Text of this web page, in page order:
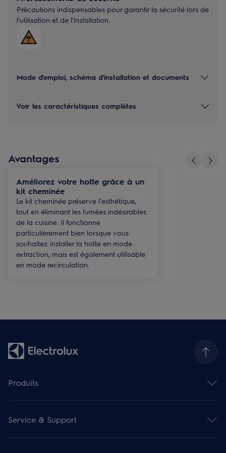
Précautions indispensables pour garantir la sécurité lors de
l'utilisation et de l'installation.
Mode d'emploi, schéma d'installation et documents
Voir les caractéristiques complètes
Avantages
Améliorez votre hotte grâce à un
kit cheminée
Le kit cheminée préserve l'esthétique,
tout en éliminant les fumées indésirables
de la cuisine. Il fonctionne
particulièrement bien lorsque vous
souhaitez installer la hotte en mode
extraction, mais est également utilisable
en mode recirculation.
Produits
Taques de cuisson
Hottes de cuisine
Gamme compact encastrable
Service & Support